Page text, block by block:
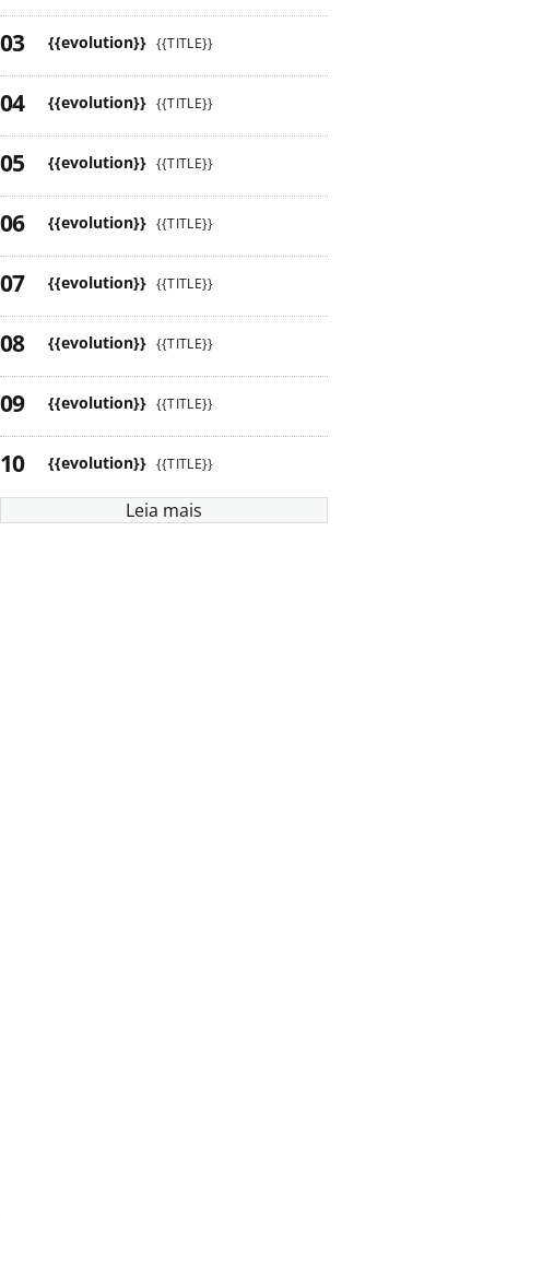
{{evolution}} {{TITLE}}
{{evolution}} {{TITLE}}
{{evolution}} {{TITLE}}
{{evolution}} {{TITLE}}
{{evolution}} {{TITLE}}
{{evolution}} {{TITLE}}
{{evolution}} {{TITLE}}
{{evolution}} {{TITLE}}
Leia mais